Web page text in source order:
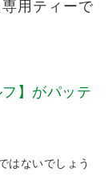
用ティーで
】がパッテ
はないでしょう